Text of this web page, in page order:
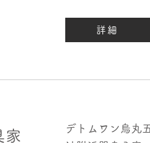
詳細
家
デトムワン烏丸